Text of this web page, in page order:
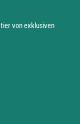
von exklusiven